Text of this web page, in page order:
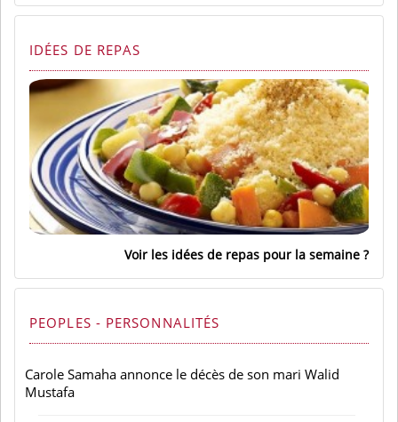
IDÉES DE REPAS
Voir les idées de repas pour la semaine
PEOPLES - PERSONNALITÉS
Carole Samaha annonce le décès de son mari Walid
Mustafa